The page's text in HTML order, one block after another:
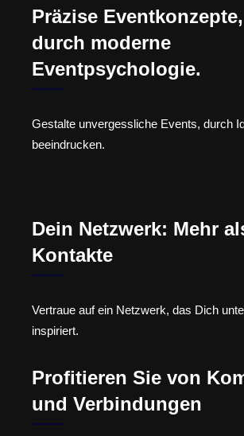
Präzise
durch moderne
Eventpsychologie.
Gestalte unvergessliche Events, durch
beeindrucken.
Dein Netzwerk: Mehr
Kontakte
Vertraue auf ein Netzwerk, das Dich
inspiriert.
Profitieren Sie von
und Verbindungen